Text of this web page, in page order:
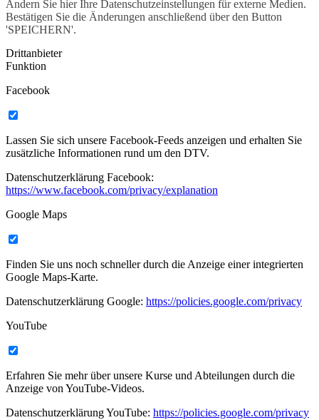
Ändern Sie hier Ihre Datenschutzeinstellungen für externe Medien.
Bestätigen Sie die Änderungen anschließend über den Button
'SPEICHERN'.
Drittanbieter
Funktion
Facebook
Lassen Sie sich unsere Facebook-Feeds anzeigen und erhalten Sie
zusätzliche Informationen rund um den DTV.
Datenschutzerklärung Facebook:
https://www.facebook.com/privacy/explanation
Google Maps
Finden Sie uns noch schneller durch die Anzeige einer integrierten
Google Maps-Karte.
Datenschutzerklärung Google: https://policies.google.com/privacy
YouTube
Erfahren Sie mehr über unsere Kurse und Abteilungen durch die
Anzeige von YouTube-Videos.
Datenschutzerklärung YouTube: https://policies.google.com/privacy